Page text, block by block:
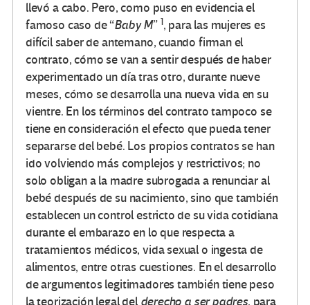
llevó a cabo. Pero, como puso en evidencia el
famoso caso de “Baby M” 1, para las mujeres es
difícil saber de antemano, cuando firman el
contrato, cómo se van a sentir después de haber
experimentado un día tras otro, durante nueve
meses, cómo se desarrolla una nueva vida en su
vientre. En los términos del contrato tampoco se
tiene en consideración el efecto que pueda tener
separarse del bebé. Los propios contratos se han
ido volviendo más complejos y restrictivos; no
solo obligan a la madre subrogada a renunciar al
bebé después de su nacimiento, sino que también
establecen un control estricto de su vida cotidiana
durante el embarazo en lo que respecta a
tratamientos médicos, vida sexual o ingesta de
alimentos, entre otras cuestiones. En el desarrollo
de argumentos legitimadores también tiene peso